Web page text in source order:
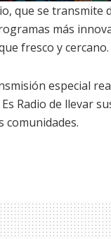
que se transmite
más
fresco y cercano.
especial
Radio de llevar
comunidades.